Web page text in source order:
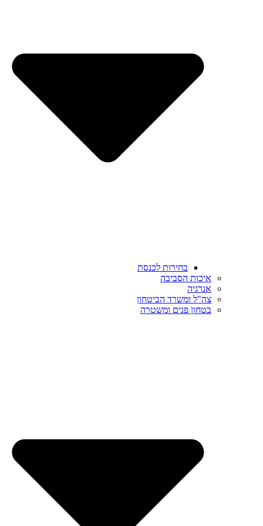
בחירות לכנסת
איכות הסביבה
אנרגיה
צה"ל ומשרד הביטחון
בטחון פנים ומשטרה